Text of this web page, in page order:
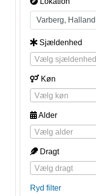
Sjældenhed
Vælg sjældenhed
Køn
Vælg køn
Alder
Vælg alder
Dragt
Vælg dragt
Ryd filter